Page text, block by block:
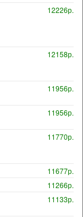
12226р.
12158р.
11956р.
11956р.
11770р.
11677р.
11266р.
11133р.